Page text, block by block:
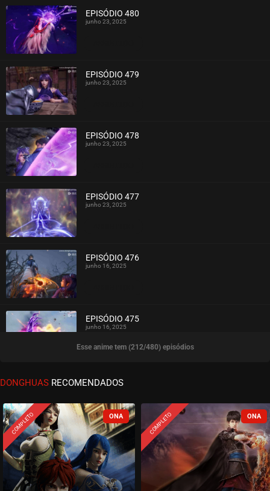
EPISÓDIO 480
junho 23, 2025
EPISÓDIO 479
junho 23, 2025
EPISÓDIO 478
junho 23, 2025
EPISÓDIO 477
junho 23, 2025
EPISÓDIO 476
junho 16, 2025
ASSISTIDO
EPISÓDIO 475
junho 16, 2025
ASSISTIDO
EPISÓDIO 474
ASSISTIDO
EPISÓDIO 473
junho 16, 2025
Esse anime tem (212/480) episódios
DONGHUAS RECOMENDADOS
COMPLETO COMPLETO